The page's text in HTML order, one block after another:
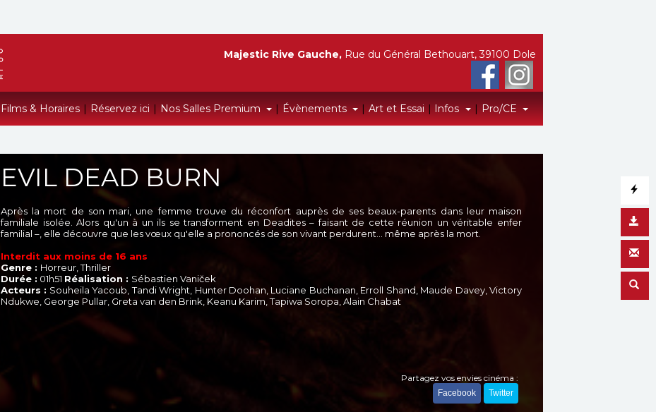
Films & Horaires | Réservez ici | Nos Salles Premium | Évènements | Art et Essai | Infos | Pro/CE
Majestic Rive Gauche, Rue du Général Bethouart, 39100 Dole
EVIL DEAD BURN
Après la mort de son mari, une femme trouve du réconfort auprès de ses beaux-parents dans leur maison
familiale isolée. Alors qu'un à un ils se transforment en Deadites – faisant de cette réunion un véritable enfer
familial –, elle découvre que les vœux qu'elle a prononcés de son vivant perdurent… même après la mort.
Interdit aux moins de 16 ans
Genre : Horreur, Thriller
Durée : 01h51 Réalisation : Sébastien Vaniček
Acteurs : Souheila Yacoub, Tandi Wright, Hunter Doohan, Luciane Buchanan, Erroll Shand, Maude Davey, Victory
Ndukwe, George Pullar, Greta van den Brink, Keanu Karim, Tapiwa Soropa, Alain Chabat
Partagez vos envies cinéma :
Facebook Twitter